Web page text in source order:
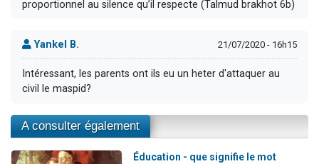
proportionnel au silence qu’il respecte (Talmud brakhot 6b)
Yankel B. 21/07/2020 - 16h15
Intéressant, les parents ont ils eu un heter d'attaquer au
civil le maspid?
A consulter également
Éducation - que signifie le mot